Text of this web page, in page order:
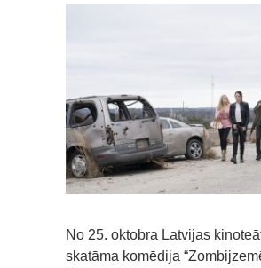
No 25. oktobra Latvijas
skatāma komēdija